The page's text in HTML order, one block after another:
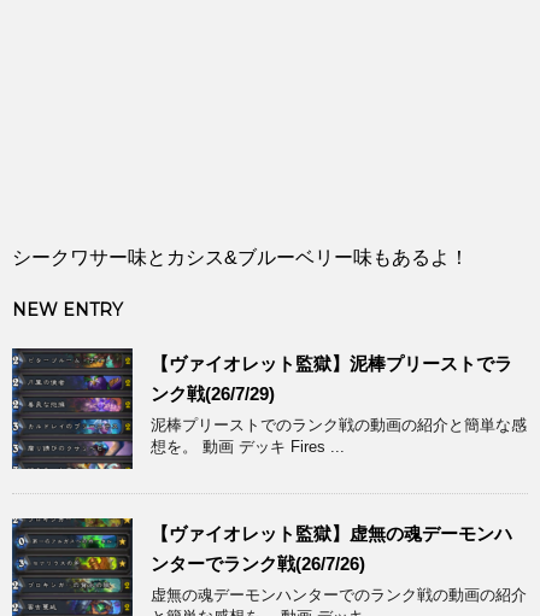
シークワサー味とカシス&ブルーベリー味もあるよ！
NEW ENTRY
【ヴァイオレット監獄】泥棒プリーストでラ
ンク戦(26/7/29)
泥棒プリーストでのランク戦の動画の紹介と簡単な感
想を。 動画 デッキ Fires ...
【ヴァイオレット監獄】虚無の魂デーモンハ
ンターでランク戦(26/7/26)
虚無の魂デーモンハンターでのランク戦の動画の紹介